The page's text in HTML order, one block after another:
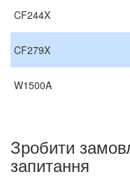
CF244X
CF279X
W1500A
Зробити
запитання